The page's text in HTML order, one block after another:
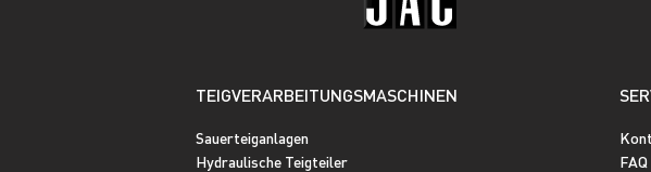
TEIGVERARBEITUNGSMASCHINEN
Sauerteiganlagen
Hydraulische Teigteiler
FAQ